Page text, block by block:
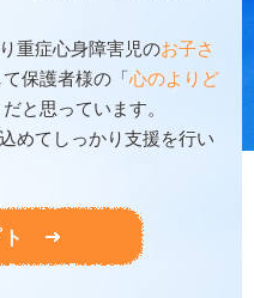
重症心身障害児のお子さ
て保護者様の「心のよりど
だと思っています。
めてしっかり支援を行い